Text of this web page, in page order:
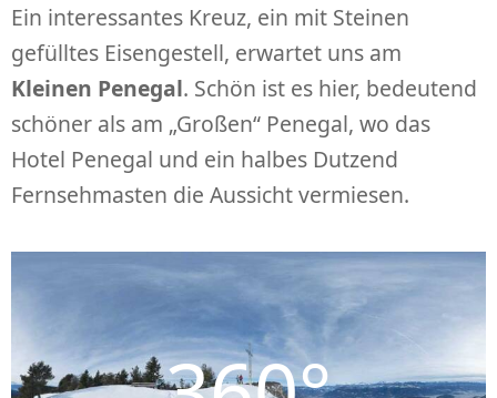
Ein interessantes Kreuz, ein mit Steinen
gefülltes Eisengestell, erwartet uns am
Kleinen Penegal. Schön ist es hier, bedeutend
schöner als am „Großen“ Penegal, wo das
Hotel Penegal und ein halbes Dutzend
Fernsehmasten die Aussicht vermiesen.